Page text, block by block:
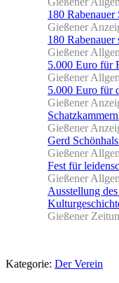
180
Gießener
180 Rabenauer
Gießener
5.000 Euro für
Gießener
5.000 Euro für
Gießener
Gießener
Gerd
Gießener
Fest für
Gießener
Ausstellung
Gießener
Kategorie: Der Verein